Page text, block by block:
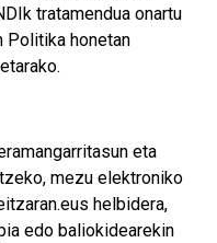
tratamendua onartu
Politika honetan
eta
mezu elektroniko
helbidera,
edo baliokidearekin